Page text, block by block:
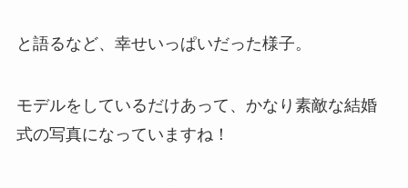
と語るなど、幸せいっぱいだった様子。
モデルをしているだけあって、かなり素敵な結婚
式の写真になっていますね！